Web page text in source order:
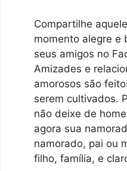
Compartilhe
momento alegre e
seus amigos no
Amizades e
amorosos são
serem cultivados.
não deixe de
agora sua
namorado, pai ou
filho, família, e